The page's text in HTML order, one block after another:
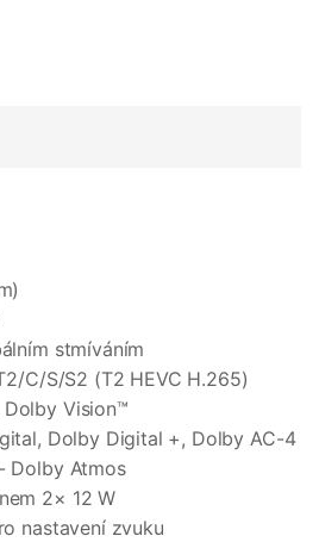
stmíváním
C/S/S2 (T2 HEVC H.265)
Dolby Vision™
Dolby Digital +, Dolby AC-4
Dolby Atmos
2× 12 W
nastavení zvuku